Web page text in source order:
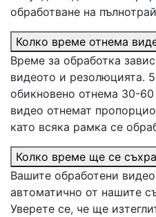
обработване на
Колко време отнема
Време за обработка
видеото и резолюцията.
обикновено отнема 30-
видео отнемат
като всяка рамка се
Колко време ще се
Вашите обработени
автоматично от нашите
Уверете се, че ще